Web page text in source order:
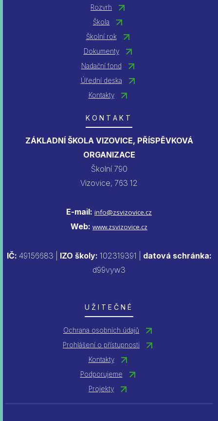
Rozvrh
Škola
Školní rok
Dokumenty
Nadační fond
Úřední deska
Kontakty
KONTAKT
ZÁKLADNÍ ŠKOLA VIZOVICE, PŘÍSPĚVKOVÁ
ORGANIZACE
Školní 790
Vizovice, 763 12
E-mail: info@zsvizovice.cz
Web: www.zsvizovice.cz
IČ: 49156683 | IZO školy: 102319391 | datová schránka:
d99vyw3
UŽITEČNÉ
Ochrana osobních údajů
Prohlášení o přístupnosti
Kontakty
Podporujeme
Projekty